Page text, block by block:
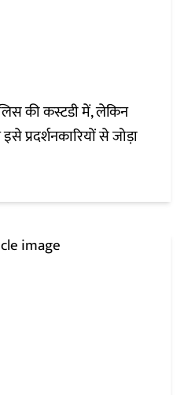
की कस्टडी में, लेकिन
प्रदर्शनकारियों से जोड़ा